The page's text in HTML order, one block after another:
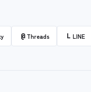
@ Threads L LINE